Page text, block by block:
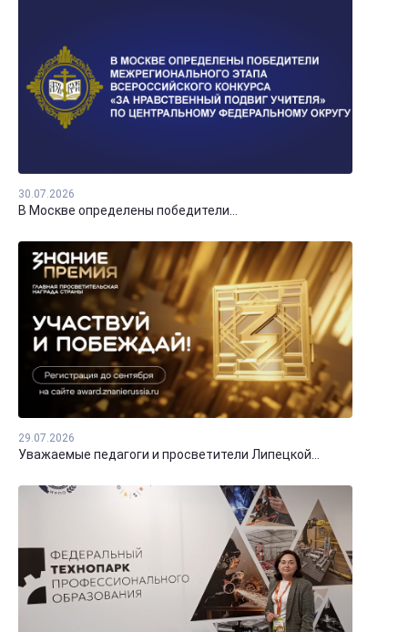
30.07.2026
В Москве определены победители...
29.07.2026
Уважаемые педагоги и просветители Липецкой...